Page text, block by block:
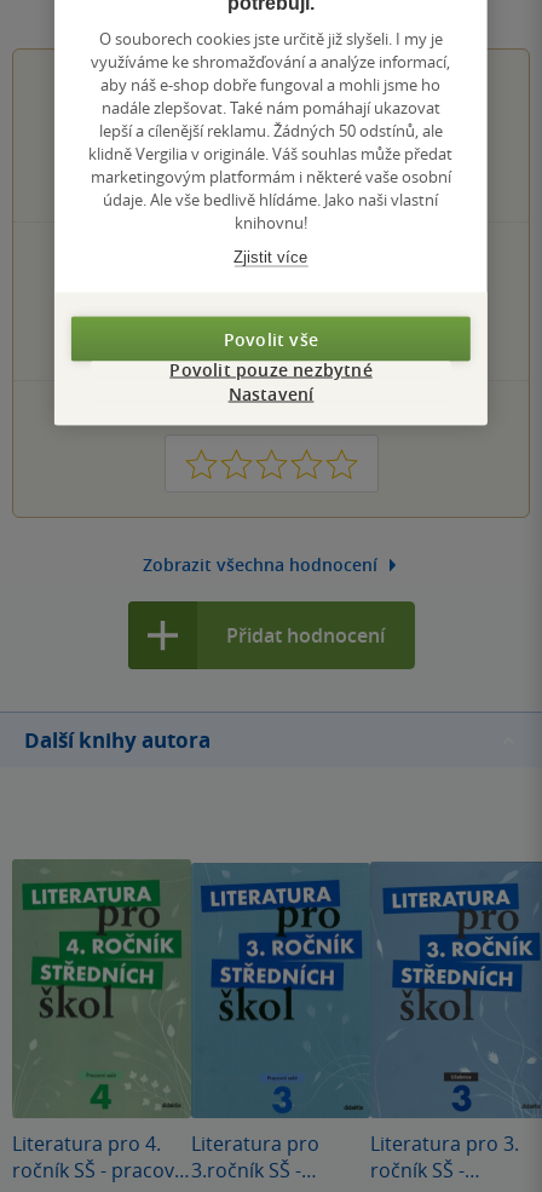
0.0z5
0hodnocení čtenářů
5 hvězdiček
2 hvězdičky
0×
PŘIDEJTE SVÉ HODNOCENÍ KNIHY
1 2 3 4 5
Zobrazit všechna hodnocení
Přidat hodnocení
Další knihy autora
Literatura pro 4.
ročník SŠ - pracovní
Literatura pro
3.ročník SŠ -
Literatura pro 3.
ročník SŠ -
O souborech cookies jste určitě již slyšeli. I my je
využíváme ke shromažďování a analýze informací,
aby náš e-shop dobře fungoval a mohli jsme ho
nadále zlepšovat. Také nám pomáhají ukazovat
lepší a cílenější reklamu. Žádných 50 odstínů, ale
klidně Vergilia v originále. Váš souhlas může předat
marketingovým platformám i některé vaše osobní
údaje. Ale vše bedlivě hlídáme. Jako naši vlastní
knihovnu!
Zjistit více
Povolit vše
Povolit pouze nezbytné
Nastavení